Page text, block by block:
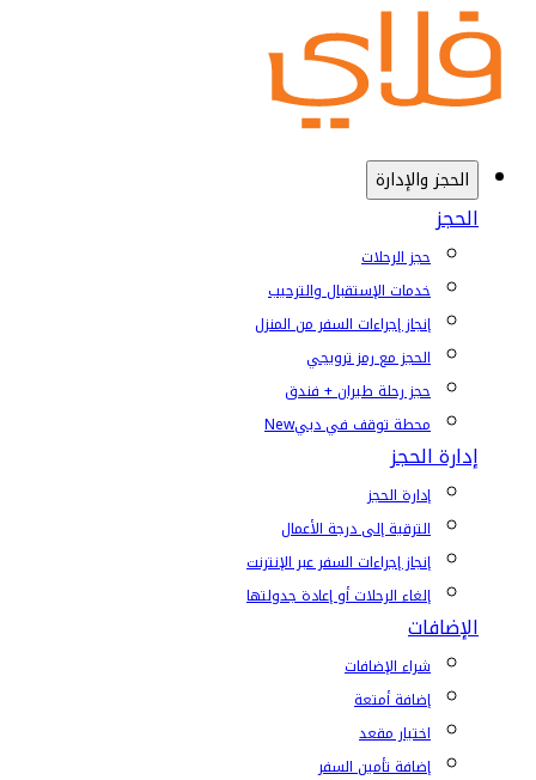
الحجز والإدارة
الحجز
حجز الرحلات
خدمات الإستقبال والترحيب
إنجاز إجراءات السفر من المنزل
الحجز مع رمز ترويجي
حجز رحلة طيران + فندق
محطة توقف في دبيNew
إدارة الحجز
إدارة الحجز
الترقية إلى درجة الأعمال
إنجاز إجراءات السفر عبر الإنترنت
إلغاء الرحلات أو إعادة جدولتها
الإضافات
شراء الإضافات
إضافة أمتعة
اختيار مقعد
إضافة تأمين السفر